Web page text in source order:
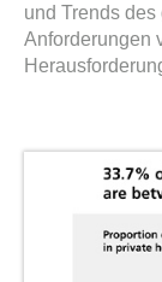
und Trends
Anforderungen